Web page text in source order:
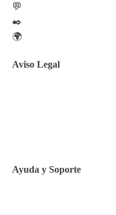
💬
✒️
🌍
Aviso Legal
Ayuda y Soporte